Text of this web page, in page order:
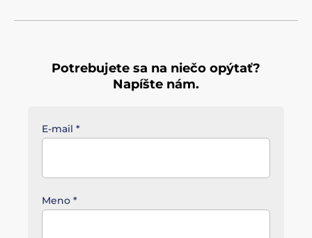
Potrebujete sa na niečo opýtať?
Napíšte nám.
E-mail *
Meno *